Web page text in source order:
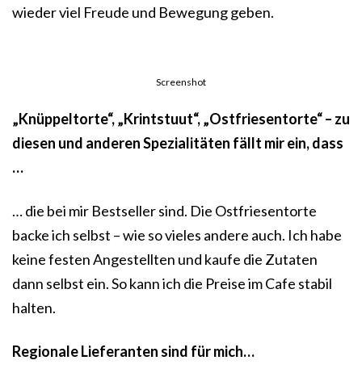
wieder viel Freude und Bewegung geben.
Screenshot
„Knüppeltorte“, „Krintstuut“, „Ostfriesentorte“ – zu
diesen und anderen Spezialitäten fällt mir ein, dass
…
… die bei mir Bestseller sind. Die Ostfriesentorte
backe ich selbst – wie so vieles andere auch. Ich habe
keine festen Angestellten und kaufe die Zutaten
dann selbst ein. So kann ich die Preise im Cafe stabil
halten.
Regionale Lieferanten sind für mich…